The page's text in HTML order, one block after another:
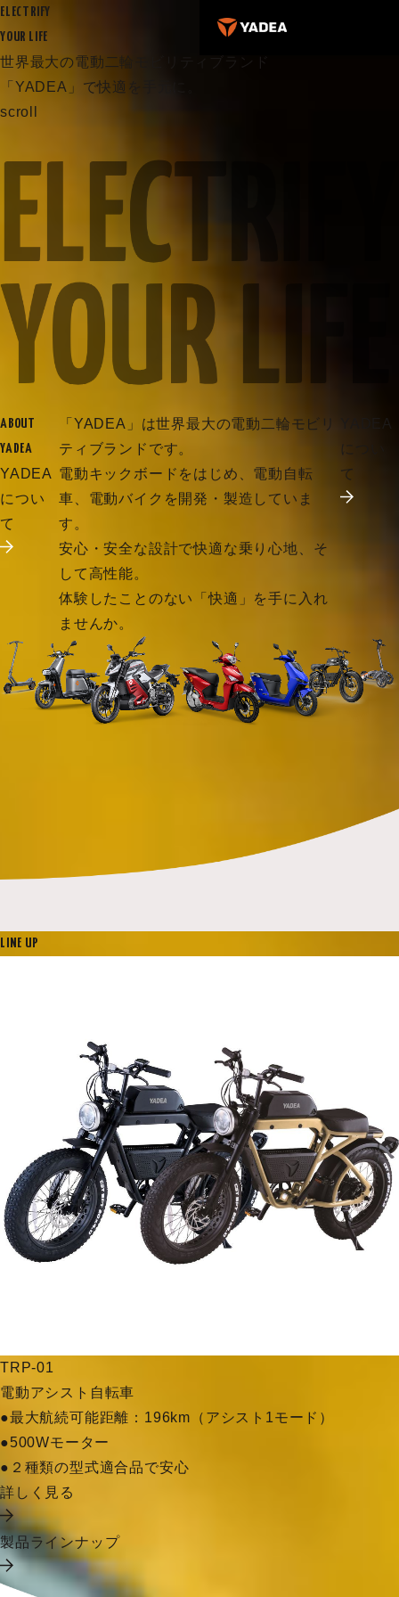
ELECTRIFY
YOUR LIFE
世界最大の電動二輪モビリティブランド
「YADEA」で快適を手元に。
scroll
ABOUT
YADEA
YADEA
につい
て
「YADEA」は世界最大の電動二輪モビリ
ティブランドです。
電動キックボードをはじめ、電動自転
車、電動バイクを開発・製造していま
す。
安心・安全な設計で快適な乗り心地、そ
して高性能。
体験したことのない「快適」を手に入れ
ませんか。
YADEA
につい
て
LINE UP
TRP-01
電動アシスト自転車
●最大航続可能距離：196km（アシスト1モード）
●500Wモーター
●２種類の型式適合品で安心
詳しく見る
製品ラインナップ